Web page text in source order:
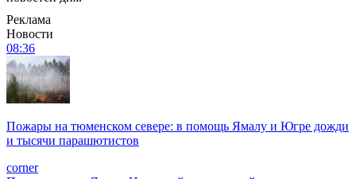
Реклама
Новости
08:36
Пожары на тюменском севере: в помощь Ямалу и Югре дожди
и тысячи парашютистов
corner